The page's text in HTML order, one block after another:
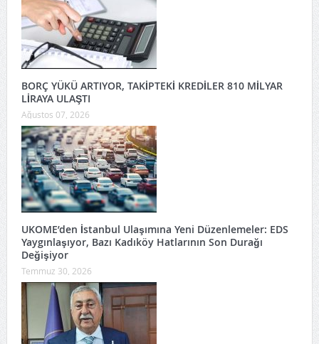
BORÇ YÜKÜ ARTIYOR, TAKİPTEKİ KREDİLER 810 MİLYAR
LİRAYA ULAŞTI
Ağustos 07, 2026
UKOME’den İstanbul Ulaşımına Yeni Düzenlemeler: EDS
Yaygınlaşıyor, Bazı Kadıköy Hatlarının Son Durağı
Değişiyor
Temmuz 30, 2026